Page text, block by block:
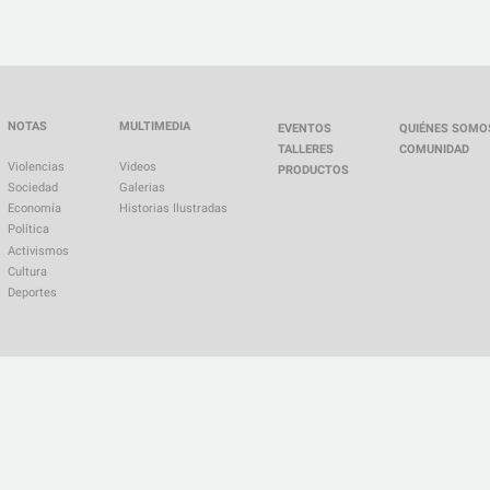
NOTAS
Violencias
Sociedad
Economía
Política
Activismos
Cultura
Deportes
MULTIMEDIA
Videos
Galerias
Historias Ilustradas
EVENTOS
TALLERES
PRODUCTOS
QUIÉNES
COMUNIDAD